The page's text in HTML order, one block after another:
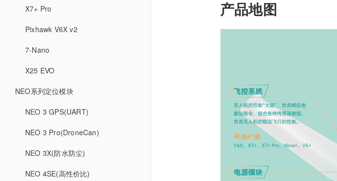
X7+ Pro
Pixhawk V6X v2
7-Nano
X25 EVO
NEO系列定位模块
NEO 3 GPS(UART)
NEO 3 Pro(DroneCan)
NEO 3X(防水防尘)
NEO 4SE(高性价比)
产品地图